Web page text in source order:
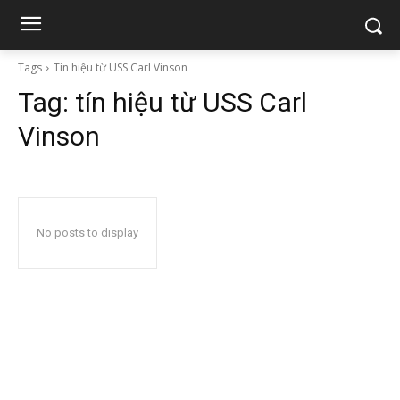
Tags Tín hiệu từ USS Carl Vinson
Tag: tín hiệu từ USS Carl
Vinson
No posts to display